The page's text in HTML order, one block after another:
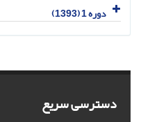
دوره 1 (1393)
دسترسی سریع